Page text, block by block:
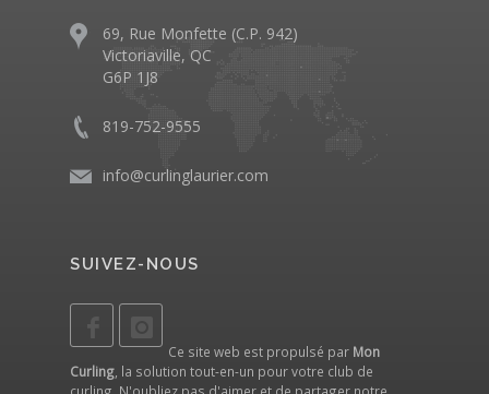
69, Rue Monfette (C.P. 942)
Victoriaville, QC
G6P 1J8
819-752-9555
info@curlinglaurier.com
SUIVEZ-NOUS
Ce site web est propulsé par Mon
Curling , la solution tout-en-un pour votre club de